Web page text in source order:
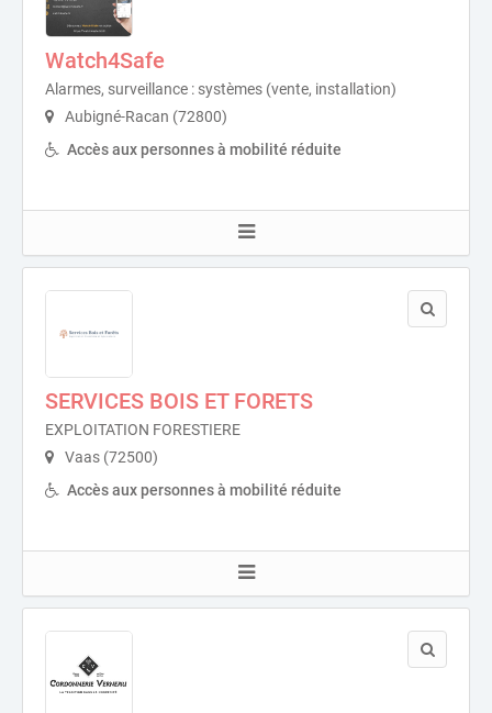
Watch4Safe
Alarmes, surveillance : systèmes (vente, installation)
Aubigné-Racan (72800)
Accès aux personnes à mobilité réduite
SERVICES BOIS ET FORETS
EXPLOITATION FORESTIERE
Vaas (72500)
Accès aux personnes à mobilité réduite